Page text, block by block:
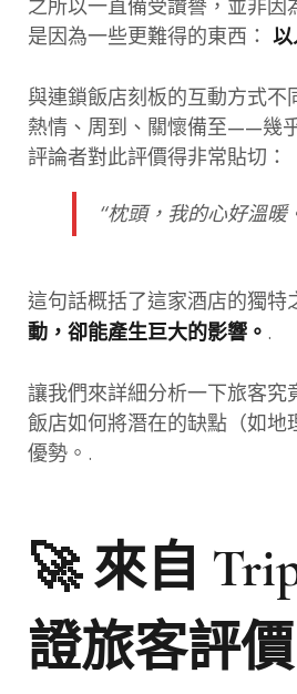
之所以一直備受讚譽，並非因
是因為一些更難得的東西： 以
與連鎖飯店刻板的互動方式不
熱情、周到、關懷備至——幾
評論者對此評價得非常貼切：
“枕頭，我的心好溫暖
這句話概括了這家酒店的獨特
動，卻能產生巨大的影響。 .
讓我們來詳細分析一下旅客
飯店如何將潛在的缺點（如地
優勢。.
🚀 來自
證旅客評